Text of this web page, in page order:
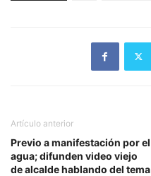
Artículo anterior
Previo a manifestación por el
agua; difunden video viejo
de alcalde hablando del tema